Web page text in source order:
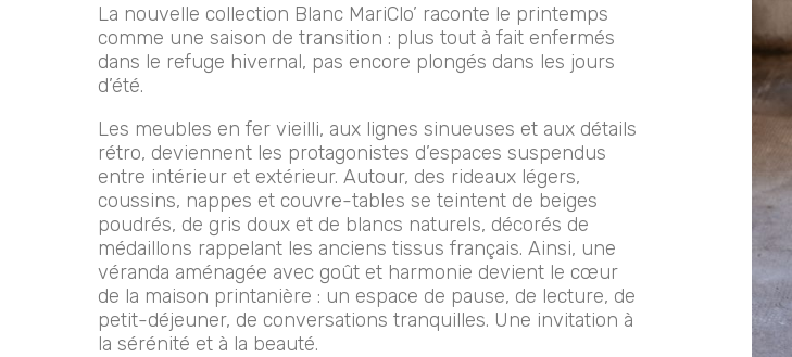
La nouvelle collection Blanc MariClo’ raconte le printemps
comme une saison de transition : plus tout à fait enfermés
dans le refuge hivernal, pas encore plongés dans les jours
d’été.
Les meubles en fer vieilli, aux lignes sinueuses et aux détails
rétro, deviennent les protagonistes d’espaces suspendus
entre intérieur et extérieur. Autour, des rideaux légers,
coussins, nappes et couvre-tables se teintent de beiges
poudrés, de gris doux et de blancs naturels, décorés de
médaillons rappelant les anciens tissus français. Ainsi, une
véranda aménagée avec goût et harmonie devient le cœur
de la maison printanière : un espace de pause, de lecture, de
petit-déjeuner, de conversations tranquilles. Une invitation à
la sérénité et à la beauté.